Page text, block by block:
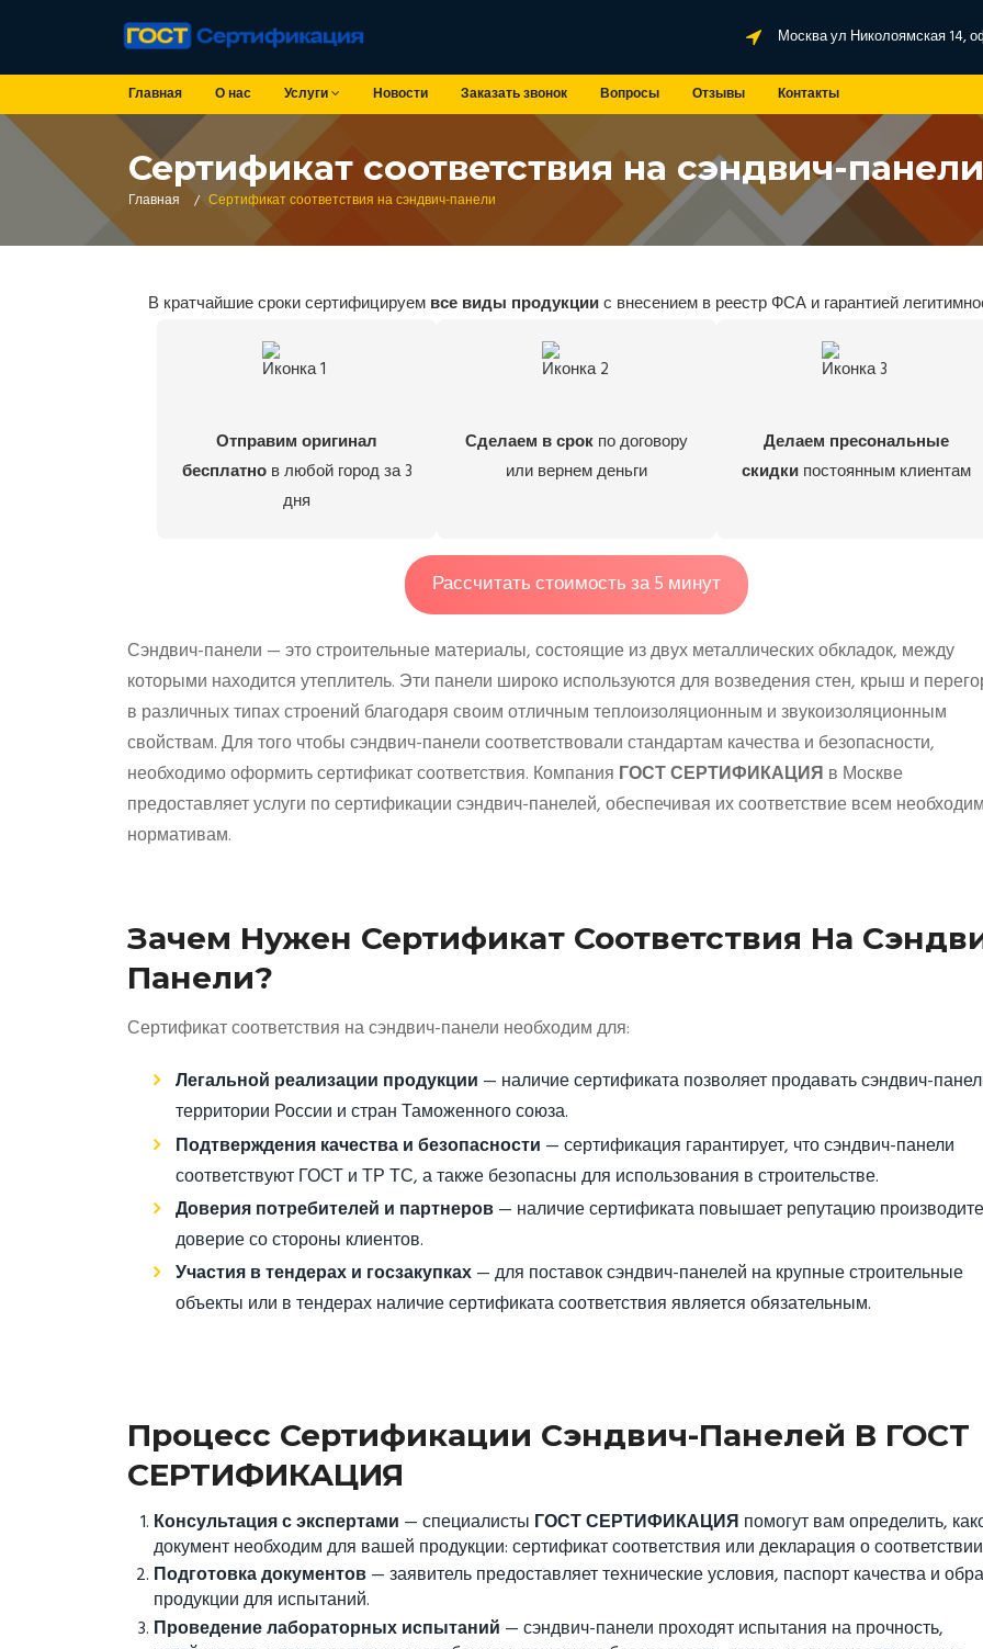
Москва ул Николоямская 14,
Главная О нас Услуги Новости Заказать звонок Вопросы Отзывы Контакты
Сертификат соответствия на сэндвич-панели
Главная / Сертификат соответствия на сэндвич-панели
В кратчайшие сроки сертифицируем все виды продукциис внесением в реестр ФСА и гарантией
Отправим оригинал
бесплатнов любой город за 3
дня
Сделаем в срок по договору
или вернем деньги
Делаем пресональные
скидки постоянным клиентам
Рассчитать стоимость за 5 минут
Сэндвич-панели — это строительные материалы, состоящие из двух металлических обкладок, между
которыми находится утеплитель. Эти панели широко используются для возведения стен, крыш и
в различных типах строений благодаря своим отличным теплоизоляционным и звукоизоляционным
свойствам. Для того чтобы сэндвич-панели соответствовали стандартам качества и безопасности,
необходимо оформить сертификат соответствия. Компания ГОСТ СЕРТИФИКАЦИЯ в Москве
предоставляет услуги по сертификации сэндвич-панелей, обеспечивая их соответствие всем
нормативам.
Зачем Нужен Сертификат Соответствия На
Панели?
Сертификат соответствия на сэндвич-панели необходим для:
Легальной реализации продукции — наличие сертификата позволяет продавать сэндвич-
территории России и стран Таможенного союза.
Подтверждения качества и безопасности — сертификация гарантирует, что сэндвич-панели
соответствуют ГОСТ и ТР ТС, а также безопасны для использования в строительстве.
Доверия потребителей и партнеров— наличие сертификата повышает репутацию
доверие со стороны клиентов.
Участия в тендерах и госзакупках— для поставок сэндвич-панелей на крупные строительные
объекты или в тендерах наличие сертификата соответствия является обязательным.
Процесс Сертификации Сэндвич-Панелей В ГОСТ
СЕРТИФИКАЦИЯ
Консультация с экспертами — специалисты ГОСТ СЕРТИФИКАЦИЯ помогут вам определить,
документ необходим для вашей продукции: сертификат соответствия или декларация о
Подготовка документов— заявитель предоставляет технические условия, паспорт качества и
продукции для испытаний.
Проведение лабораторных испытаний — сэндвич-панели проходят испытания на прочность,